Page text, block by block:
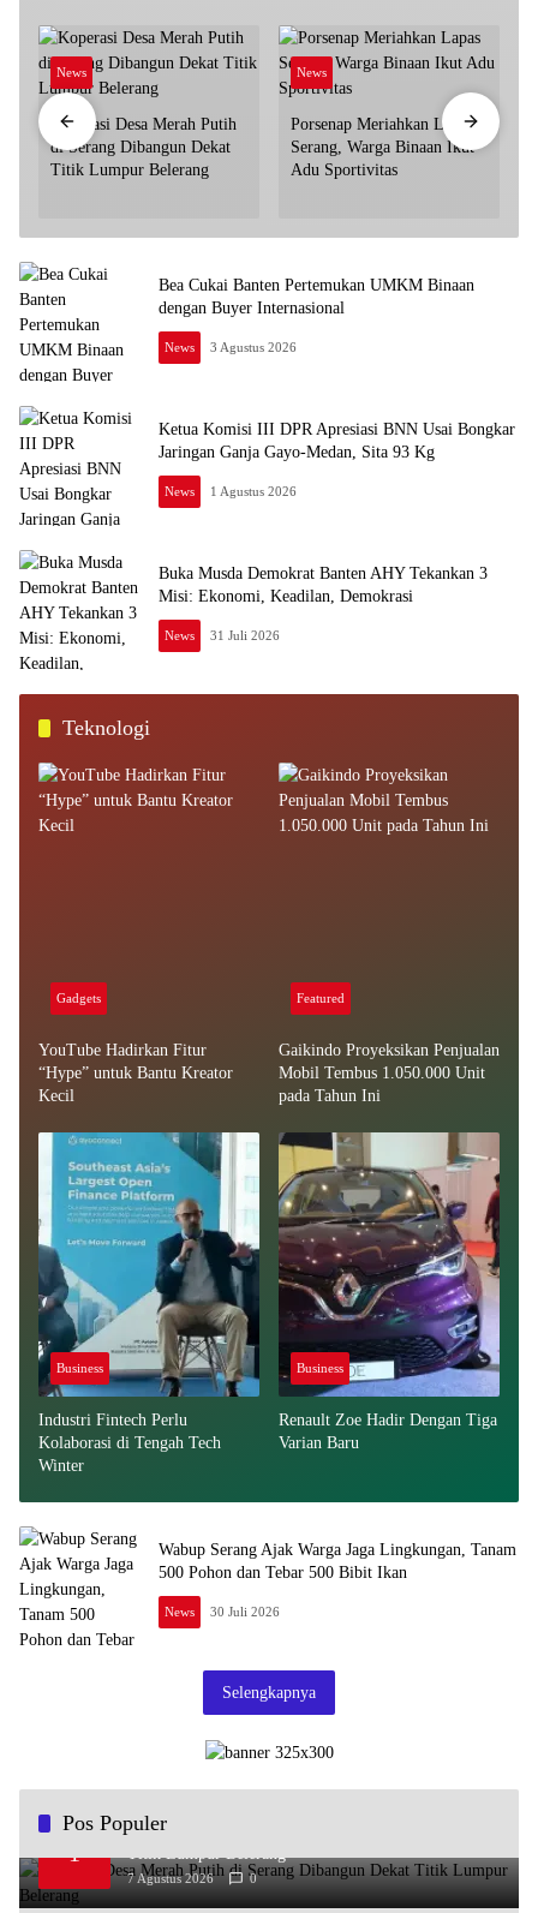
News
Koperasi Desa Merah Putih
di Serang Dibangun Dekat
Titik Lumpur Belerang
News
Porsenap Meriahkan Lapas
Serang, Warga Binaan Ikut
Adu Sportivitas
Bea Cukai Banten Pertemukan UMKM Binaan
dengan Buyer Internasional
News 3 Agustus 2026
Ketua Komisi III DPR Apresiasi BNN Usai Bongkar
Jaringan Ganja Gayo-Medan, Sita 93 Kg
News 1 Agustus 2026
Buka Musda Demokrat Banten AHY Tekankan 3
Misi: Ekonomi, Keadilan, Demokrasi
News 31 Juli 2026
Teknologi
Gadgets
YouTube Hadirkan Fitur
“Hype” untuk Bantu Kreator
Kecil
Featured
Gaikindo Proyeksikan Penjualan
Mobil Tembus 1.050.000 Unit
pada Tahun Ini
Business
Industri Fintech Perlu
Kolaborasi di Tengah Tech
Winter
Business
Renault Zoe Hadir Dengan Tiga
Varian Baru
Wabup Serang Ajak Warga Jaga Lingkungan, Tanam
500 Pohon dan Tebar 500 Bibit Ikan
News 30 Juli 2026
Selengkapnya
Pos Populer
1
Koperasi Desa Merah Putih di Serang Dibangun Dekat
7 Agustus 2026 0